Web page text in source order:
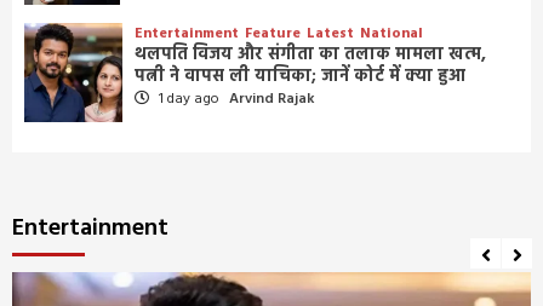
Entertainment Feature Latest National
थलपति विजय और संगीता का तलाक मामला खत्म,
पत्नी ने वापस ली याचिका; जानें कोर्ट में क्या हुआ
1 day ago Arvind Rajak
Entertainment